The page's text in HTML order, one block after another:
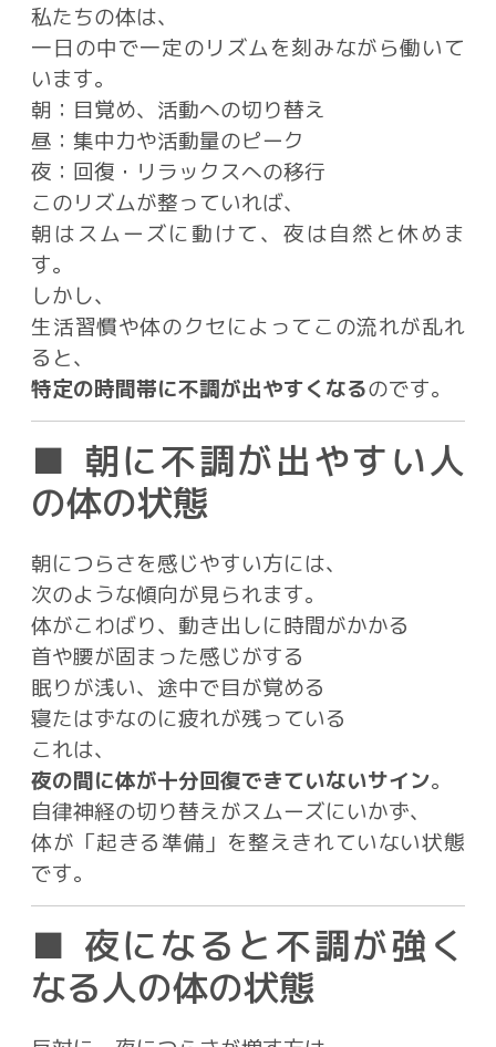
私たちの体は、
一日の中で一定のリズムを刻みながら働いて
います。
朝：目覚め、活動への切り替え
昼：集中力や活動量のピーク
夜：回復・リラックスへの移行
このリズムが整っていれば、
朝はスムーズに動けて、夜は自然と休めま
す。
しかし、
生活習慣や体のクセによってこの流れが乱れ
ると、
特定の時間帯に不調が出やすくなるのです。
■ 朝に不調が出やすい人
の体の状態
朝につらさを感じやすい方には、
次のような傾向が見られます。
体がこわばり、動き出しに時間がかかる
首や腰が固まった感じがする
眠りが浅い、途中で目が覚める
寝たはずなのに疲れが残っている
これは、
夜の間に体が十分回復できていないサイン。
自律神経の切り替えがスムーズにいかず、
体が「起きる準備」を整えきれていない状態
です。
■ 夜になると不調が強く
なる人の体の状態